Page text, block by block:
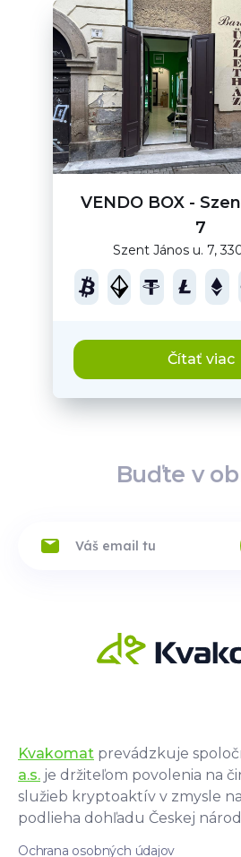
VENDO BOX -
7
Szent János u. 7,
Čítať viac
Buďte v
Kvakomat prevádzkuje
a.s. je držiteľom povolenia na
služieb kryptoaktív v zmysle
podlieha dohľadu Českej
Ochrana osobných údajov